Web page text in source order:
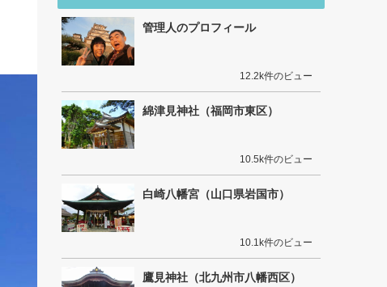
管理人のプロフィール
12.2k件のビュー
綿津見神社（福岡市東区）
10.5k件のビュー
白崎八幡宮（山口県岩国市）
10.1k件のビュー
鷹見神社（北九州市八幡西区）